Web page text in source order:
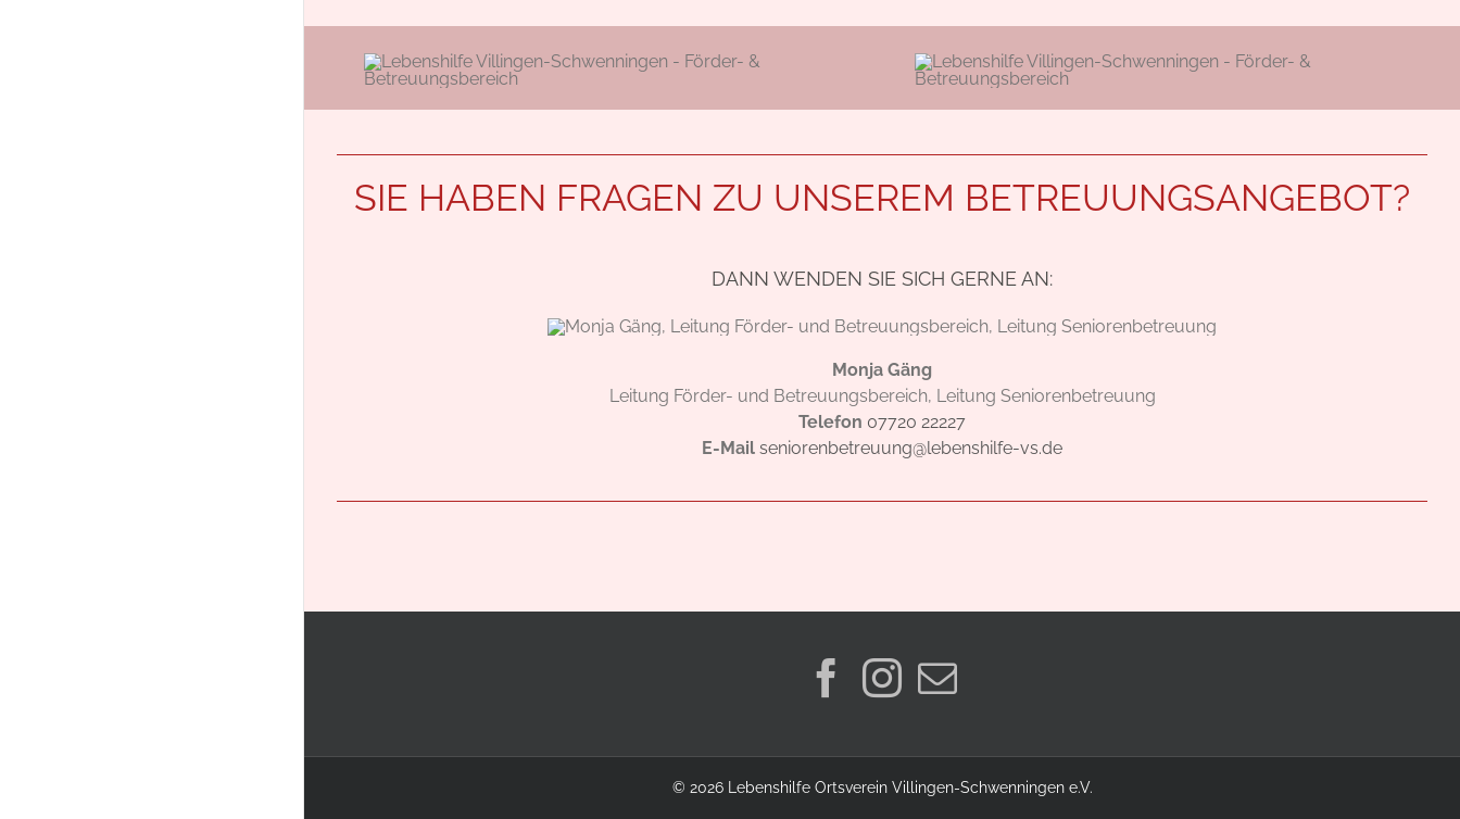
SIE HABEN FRAGEN ZU UNSEREM BETREUUNGSANGEBOT?
DANN WENDEN SIE SICH GERNE AN:
Monja Gäng
Leitung Förder- und Betreuungsbereich, Leitung Seniorenbetreuung
Telefon 07720 22227
E-Mail seniorenbetreuung@lebenshilfe-vs.de
© 2026 Lebenshilfe Ortsverein Villingen-Schwenningen e.V.